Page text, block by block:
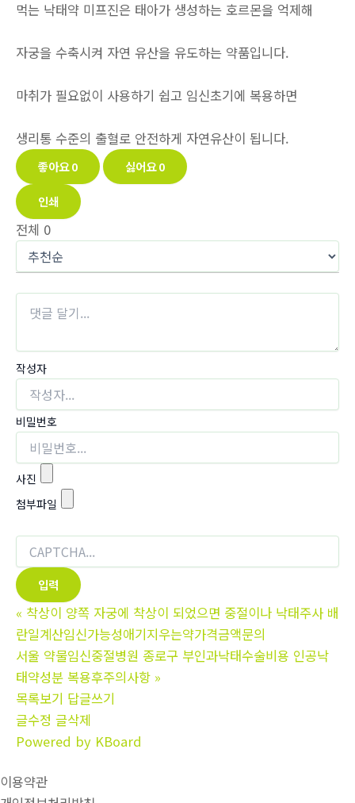
먹는 낙태약 미프진은 태아가 생성하는 호르몬을 억제해
자궁을 수축시켜 자연 유산을 유도하는 약품입니다.
마취가 필요없이 사용하기 쉽고 임신초기에 복용하면
생리통 수준의 출혈로 안전하게 자연유산이 됩니다.
좋아요0 싫어요0
인쇄
전체 0
작성자
비밀번호
사진
첨부파일
« 착상이 양쪽 자궁에 착상이 되었으면 중절이나 낙태주사 배
란일계산임신가능성애기지우는약가격금액문의
서울 약물임신중절병원 종로구 부인과낙태수술비용 인공낙
태약성분 복용후주의사항 »
목록보기 답글쓰기
글수정 글삭제
Powered by KBoard
이용약관